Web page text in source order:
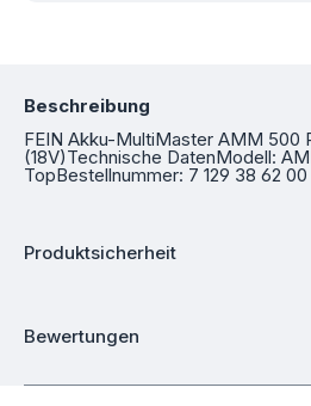
Beschreibung
FEIN Akku-MultiMaster AMM 500
(18V)Technische DatenModell:
TopBestellnummer: 7 129 38 62
Produktsicherheit
Bewertungen